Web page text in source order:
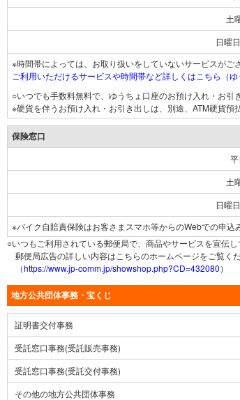
土
日曜
※時間帯によっては、お取り扱いをしていないサービスがご
ご利用いただけるサービスや時間帯など詳しくはこちら（ゆ
○いつでも手数料無料で、ゆうちょ口座のお預け入れ・お引
※硬貨を伴うお預け入れ・お引き出しは、別途、ATM硬貨預
保険窓口
平
土
日曜
※バイク自賠責保険はお客さまスマホ等からのWebでの申込
○いつもご利用されている郵便局で、商品やサービスを宣伝し
郵便局広告の詳しい内容はこちらのホームページをご覧く
（https://www.jp-comm.jp/showshop.php?CD=432080）
地方公共団体事務・宝くじ
証明書交付事務
受託窓口事務(受託販売事務)
受託窓口事務(受託交付事務)
その他の地方公共団体事務